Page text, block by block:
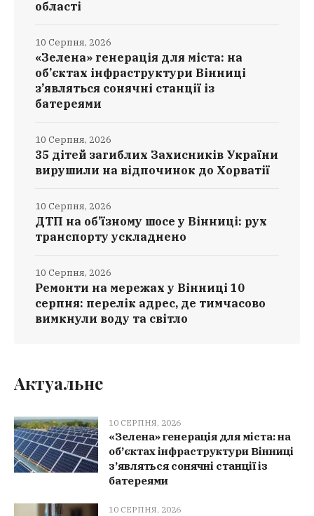
області
«Зелена» генерація для міста: на
об’єктах інфраструктури Вінниці
з’являться сонячні станції із
батереями
10 Серпня, 2026
35 дітей загиблих Захисників України
вирушили на відпочинок до Хорватії
10 Серпня, 2026
ДТП на об’їзному шосе у Вінниці: рух
транспорту ускладнено
10 Серпня, 2026
Ремонти на мережах у Вінниці 10
серпня: перелік адрес, де тимчасово
вимкнули воду та світло
10 Серпня, 2026
Актуальне
10 СЕРПНЯ, 2026
«Зелена» генерація для міста: на
об’єктах інфраструктури Вінниці
з’являться сонячні станції із
батереями
10 СЕРПНЯ, 2026